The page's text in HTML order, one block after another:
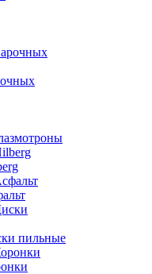
пильные